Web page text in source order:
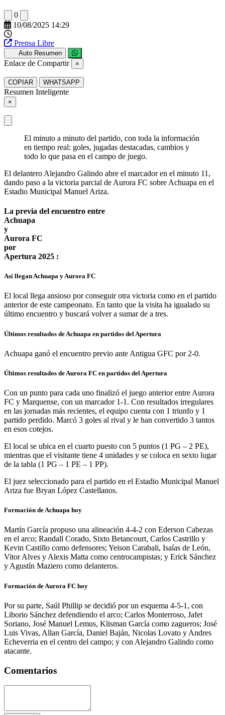
0
10/08/2025 14:29
Prensa Libre
Auto Resumen
Enlace de Compartir ×
COPIAR WHATSAPP
Resumen Inteligente
×
El minuto a minuto del partido, con toda la información
en tiempo real: goles, jugadas destacadas, cambios y
todo lo que pasa en el campo de juego.
El delantero Alejandro Galindo abre el marcador en el minuto 11,
dando paso a la victoria parcial de Aurora FC sobre Achuapa en el
Estadio Municipal Manuel Ariza.
La previa del encuentro entre
Achuapa
y
Aurora FC
por
Apertura 2025 :
Así llegan Achuapa y Aurora FC
El local llega ansioso por conseguir otra victoria como en el partido
anterior de este campeonato. En tanto que la visita ha igualado su
último encuentro y buscará volver a sumar de a tres.
Últimos resultados de Achuapa en partidos del Apertura
Achuapa ganó el encuentro previo ante Antigua GFC por 2-0.
Últimos resultados de Aurora FC en partidos del Apertura
Con un punto para cada uno finalizó el juego anterior entre Aurora
FC y Marquense, con un marcador 1-1. Con resultados irregulares
en las jornadas más recientes, el equipo cuenta con 1 triunfo y 1
partido perdido. Marcó 3 goles al rival y le han convertido 3 tantos
en esos cotejos.
El local se ubica en el cuarto puesto con 5 puntos (1 PG – 2 PE),
mientras que el visitante tiene 4 unidades y se coloca en sexto lugar
de la tabla (1 PG – 1 PE – 1 PP).
El juez seleccionado para el partido en el Estadio Municipal Manuel
Ariza fue Bryan López Castellanos.
Formación de Achuapa hoy
Martín García propuso una alineación 4-4-2 con Ederson Cabezas
en el arco; Randall Corado, Sixto Betancourt, Carlos Castrillo y
Kevin Castillo como defensores; Yeison Carabali, Isaías de León,
Vitor Alves y Alexis Matta como centrocampistas; y Erick Sánchez
y Agustín Maziero como delanteros.
Formación de Aurora FC hoy
Por su parte, Saúl Phillip se decidió por un esquema 4-5-1, con
Liborio Sánchez defendiendo el arco; Carlos Monterroso, Jafet
Soriano, José Manuel Lemus, Klisman García como zagueros; José
Luis Vivas, Allan García, Daniel Baján, Nicolas Lovato y Andres
Echeverria en el centro del campo; y con Alejandro Galindo como
atacante.
Comentarios